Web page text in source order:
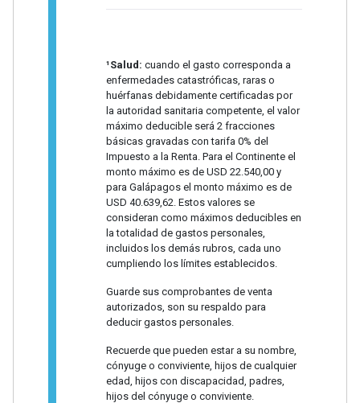
¹Salud: cuando el gasto corresponda a
enfermedades catastróficas, raras o
huérfanas debidamente certificadas por
la autoridad sanitaria competente, el valor
máximo deducible será 2 fracciones
básicas gravadas con tarifa 0% del
Impuesto a la Renta. Para el Continente el
monto máximo es de USD 22.540,00 y
para Galápagos el monto máximo es de
USD 40.639,62. Estos valores se
consideran como máximos deducibles en
la totalidad de gastos personales,
incluidos los demás rubros, cada uno
cumpliendo los límites establecidos.
Guarde sus comprobantes de venta
autorizados, son su respaldo para
deducir gastos personales.
Recuerde que pueden estar a su nombre,
cónyuge o conviviente, hijos de cualquier
edad, hijos con discapacidad, padres,
hijos del cónyuge o conviviente.